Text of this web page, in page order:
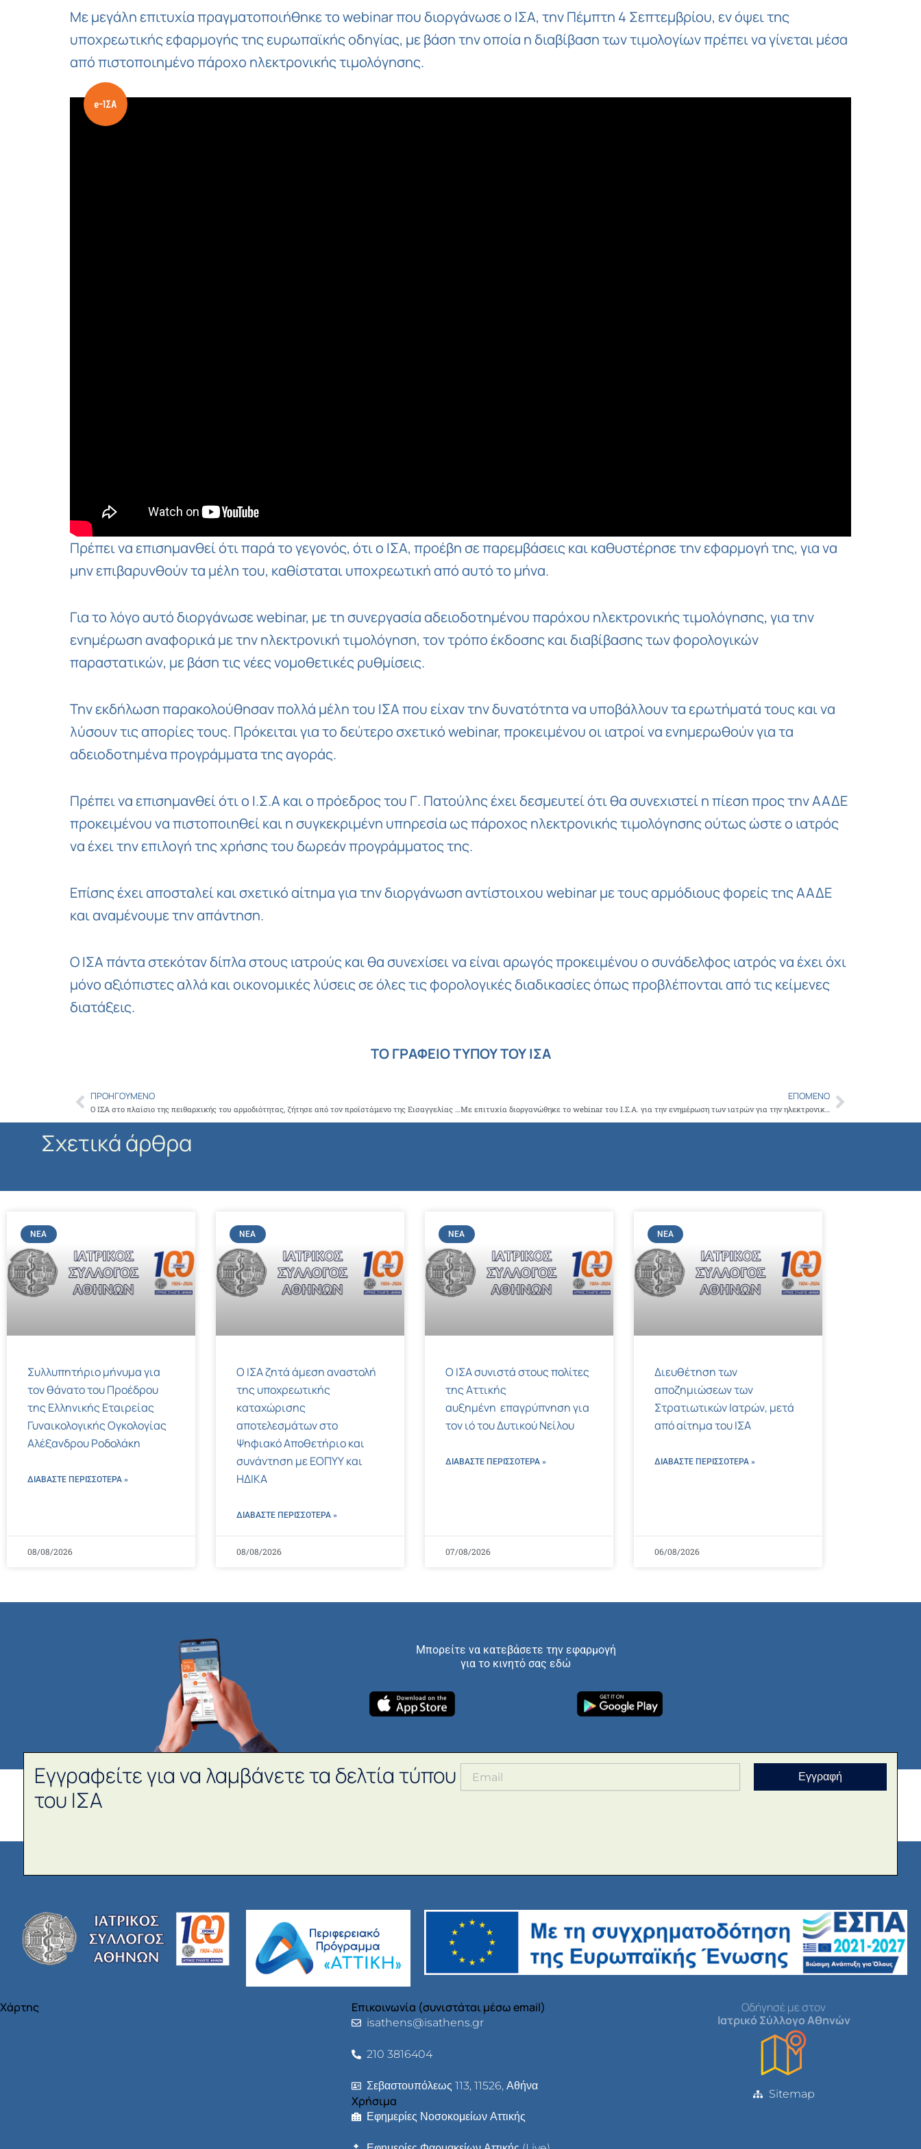
Με μεγάλη επιτυχία πραγματοποιήθηκε το webinar που διοργάνωσε ο ΙΣΑ, την Πέμπτη 4 Σεπτεμβρίου, εν όψει της
υποχρεωτικής εφαρμογής της ευρωπαϊκής οδηγίας, με βάση την οποία η διαβίβαση των τιμολογίων πρέπει να γίνεται μέσα
από πιστοποιημένο πάροχο ηλεκτρονικής τιμολόγησης.
Πρέπει να επισημανθεί ότι παρά το γεγονός, ότι ο ΙΣΑ, προέβη σε παρεμβάσεις και καθυστέρησε την εφαρμογή της, για να
μην επιβαρυνθούν τα μέλη του, καθίσταται υποχρεωτική από αυτό το μήνα.
Για το λόγο αυτό διοργάνωσε webinar, με τη συνεργασία αδειοδοτημένου παρόχου ηλεκτρονικής τιμολόγησης, για την
ενημέρωση αναφορικά με την ηλεκτρονική τιμολόγηση, τον τρόπο έκδοσης και διαβίβασης των φορολογικών
παραστατικών, με βάση τις νέες νομοθετικές ρυθμίσεις.
Την εκδήλωση παρακολούθησαν πολλά μέλη του ΙΣΑ που είχαν την δυνατότητα να υποβάλλουν τα ερωτήματά τους και να
λύσουν τις απορίες τους. Πρόκειται για το δεύτερο σχετικό webinar, προκειμένου οι ιατροί να ενημερωθούν για τα
αδειοδοτημένα προγράμματα της αγοράς.
Πρέπει να επισημανθεί ότι ο Ι.Σ.Α και ο πρόεδρος του Γ. Πατούλης έχει δεσμευτεί ότι θα συνεχιστεί η πίεση προς την ΑΑΔΕ
προκειμένου να πιστοποιηθεί και η συγκεκριμένη υπηρεσία ως πάροχος ηλεκτρονικής τιμολόγησης ούτως ώστε ο ιατρός
να έχει την επιλογή της χρήσης του δωρεάν προγράμματος της.
Επίσης έχει αποσταλεί και σχετικό αίτημα για την διοργάνωση αντίστοιχου webinar με τους αρμόδιους φορείς της ΑΑΔΕ
και αναμένουμε την απάντηση.
Ο ΙΣΑ πάντα στεκόταν δίπλα στους ιατρούς και θα συνεχίσει να είναι αρωγός προκειμένου ο συνάδελφος ιατρός να έχει όχι
μόνο αξιόπιστες αλλά και οικονομικές λύσεις σε όλες τις φορολογικές διαδικασίες όπως προβλέπονται από τις κείμενες
διατάξεις.
ΤΟ ΓΡΑΦΕΙΟ ΤΥΠΟΥ ΤΟΥ ΙΣΑ
Prev
ΠΡΟΗΓΟΎΜΕΝΟ ΕΠΌΜΕΝΟ
Με επιτυχία διοργανώθηκε το webinar του Ι.Σ.Α. για την ενημέρωση των ιατρών για την ηλεκτρονική τιμολόγηση και τον τρόπο έκδοσης και διαβίβασης των φορολογικών παραστατικών Next
Σχετικά άρθρα
ΝΈΑ
Συλλυπητήριο μήνυμα για
τον θάνατο του Προέδρου
της Ελληνικής Εταιρείας
Γυναικολογικής Ογκολογίας
Αλέξανδρου Ροδολάκη
ΔΙΑΒΑΣΤΕ ΠΕΡΙΣΣΌΤΕΡΑ »
08/08/2026
ΝΈΑ
Ο ΙΣΑ ζητά άμεση αναστολή
της υποχρεωτικής
καταχώρισης
αποτελεσμάτων στο
Ψηφιακό Αποθετήριο και
συνάντηση με ΕΟΠΥΥ και
ΗΔΙΚΑ
ΔΙΑΒΑΣΤΕ ΠΕΡΙΣΣΌΤΕΡΑ »
08/08/2026
ΝΈΑ
Ο ΙΣΑ συνιστά στους πολίτες
της Αττικής
αυξημένη επαγρύπνηση για
τον ιό του Δυτικού Νείλου
ΔΙΑΒΑΣΤΕ ΠΕΡΙΣΣΌΤΕΡΑ »
07/08/2026
ΝΈΑ
Διευθέτηση των
αποζημιώσεων των
Στρατιωτικών Ιατρών, μετά
από αίτημα του ΙΣΑ
ΔΙΑΒΑΣΤΕ ΠΕΡΙΣΣΌΤΕΡΑ »
06/08/2026
Μπορείτε να κατεβάσετε την εφαρμογή
για το κινητό σας εδώ
Εγγραφείτε για να λαμβάνετε τα δελτία τύπου
του ΙΣΑ
Εγγραφή
Χάρτης Επικοινωνία (συνιστάται μέσω email)
isathens@isathens.gr
210 3816404
Σεβαστουπόλεως 113, 11526, Αθήνα
Χρήσιμα
Εφημερίες Νοσοκομείων Αττικής
Οδήγησέ με στον
Ιατρικό Σύλλογο Αθηνών
Sitemap